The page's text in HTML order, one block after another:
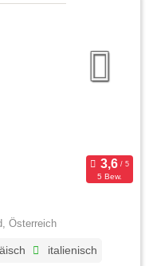
5 Bew.
Österreich
italienisch